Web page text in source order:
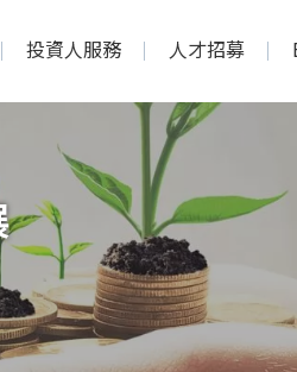
投資人服務 人才招募